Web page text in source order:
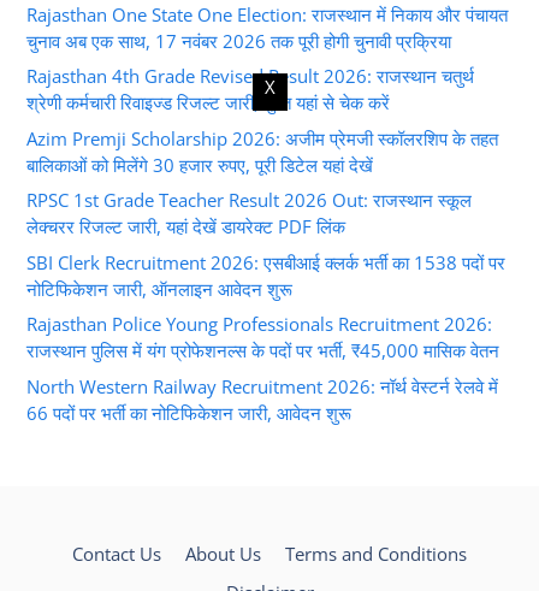
Rajasthan One State One Election: राजस्थान में निकाय और पंचायत
चुनाव अब एक साथ, 17 नवंबर 2026 तक पूरी होगी चुनावी प्रक्रिया
Rajasthan 4th Grade Revised Result 2026: राजस्थान चतुर्थ
श्रेणी कर्मचारी रिवाइज्ड रिजल्ट जारी, तुरंत यहां से चेक करें
Azim Premji Scholarship 2026: अजीम प्रेमजी स्कॉलरशिप के तहत
बालिकाओं को मिलेंगे 30 हजार रुपए, पूरी डिटेल यहां देखें
RPSC 1st Grade Teacher Result 2026 Out: राजस्थान स्कूल
लेक्चरर रिजल्ट जारी, यहां देखें डायरेक्ट PDF लिंक
SBI Clerk Recruitment 2026: एसबीआई क्लर्क भर्ती का 1538 पदों पर
नोटिफिकेशन जारी, ऑनलाइन आवेदन शुरू
Rajasthan Police Young Professionals Recruitment 2026:
राजस्थान पुलिस में यंग प्रोफेशनल्स के पदों पर भर्ती, ₹45,000 मासिक वेतन
North Western Railway Recruitment 2026: नॉर्थ वेस्टर्न रेलवे में
66 पदों पर भर्ती का नोटिफिकेशन जारी, आवेदन शुरू
Contact Us About Us
Terms and Conditions
X